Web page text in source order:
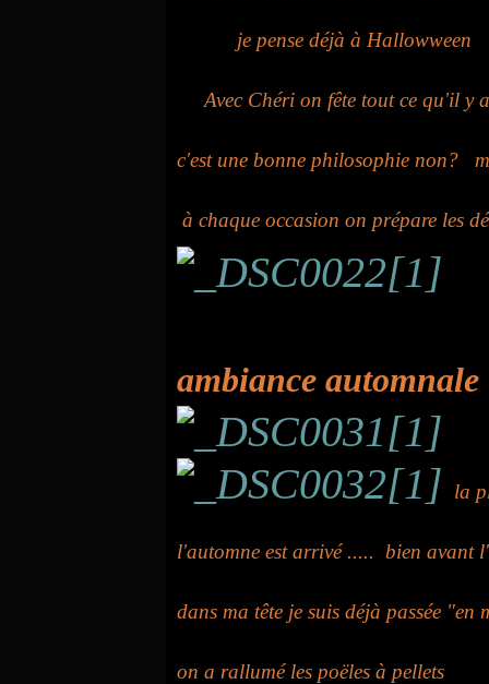
je pense déjà à Hallowween
Avec Chéri on fête tout ce qu'il y
c'est une bonne philosophie non?
à chaque occasion on prépare les
ambiance automnale
la
l'automne est arrivé ..... bien avant
dans ma tête je suis déjà passée
on a rallumé les poëles à pellets